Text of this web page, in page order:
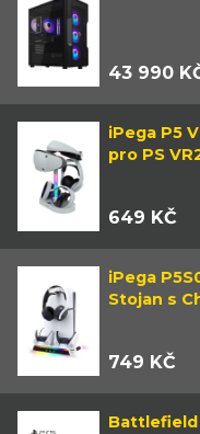
43 990
iPega P5
pro PS
649 KČ
iPega
Stojan s
749 KČ
Battlefield